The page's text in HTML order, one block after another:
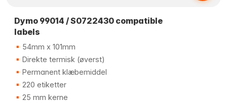
Dymo 99014 / S0722430 compatible
labels
54mm x 101mm
Direkte termisk (øverst)
Permanent klæbemiddel
220 etiketter
25 mm kerne